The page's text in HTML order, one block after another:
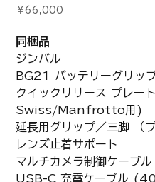
価
格
￥66,000
同梱品
ジンバル
BG21 バッテリーグリッ
クイックリリース プレー
Swiss/Manfrotto用)
延長用グリップ／三脚 （
レンズ止着サポート
マルチカメラ制御ケーブ
USB-C 充電ケーブル